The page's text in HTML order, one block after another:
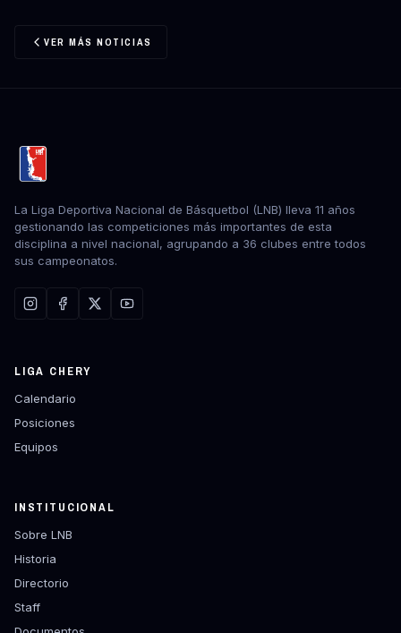
VER MÁS NOTICIAS
La Liga Deportiva Nacional de Básquetbol (LNB) lleva 11 años
gestionando las competiciones más importantes de esta
disciplina a nivel nacional, agrupando a 36 clubes entre todos
sus campeonatos.
LIGA CHERY
Calendario
Posiciones
Equipos
INSTITUCIONAL
Sobre LNB
Historia
Directorio
Staff